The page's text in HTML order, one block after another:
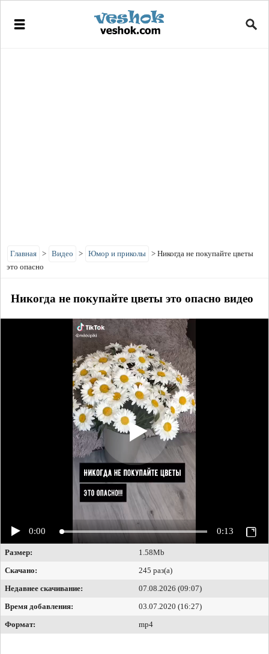
Главная > Видео > Юмор и приколы > Никогда не покупайте цветы
это опасно
Никогда не покупайте цветы это опасно видео
0:00 0:13
Размер:
1.58Mb
Скачано:
245 раз(а)
Недавнее скачивание:
07.08.2026 (09:07)
Время добавления:
03.07.2020 (16:27)
Формат:
mp4